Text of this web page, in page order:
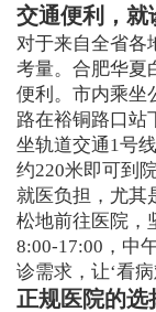
交通便利，就
对于来自全省各
考量。合肥华夏
便利。市内乘坐
路在裕铜路口站
坐轨道交通1号
约220米即可到
就医负担，尤其
松地前往医院，
8:00-17:00，中
诊需求，让‘看
正规医院的选